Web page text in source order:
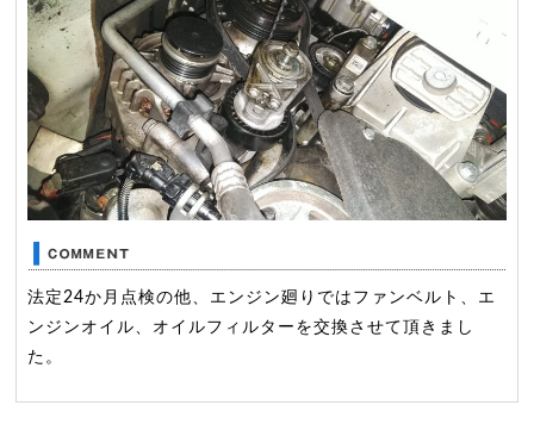
法定24か月点検の他、エンジン廻りではファンベルト、エ
ンジンオイル、オイルフィルターを交換させて頂きまし
た。